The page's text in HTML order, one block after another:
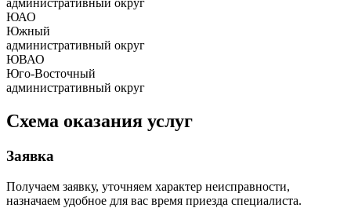
административный округ
ЮАО
Южный
административный округ
ЮВАО
Юго-Восточный
административный округ
Схема оказания услуг
Заявка
Получаем заявку, уточняем характер неисправности,
назначаем удобное для вас время приезда специалиста.